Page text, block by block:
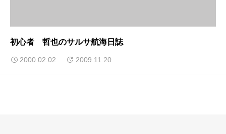
初心者 哲也のサルサ航海日誌
2000.02.02 2009.11.20